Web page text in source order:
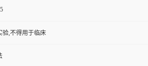
验,不得用于临床